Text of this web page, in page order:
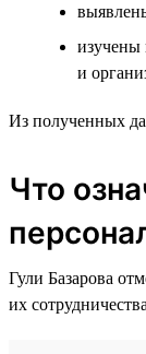
изучены
и
Из полученных
Что
Гули Базарова
их